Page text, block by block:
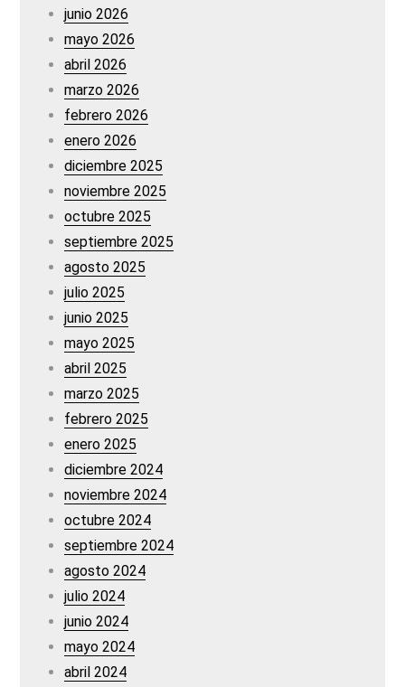
junio 2026
mayo 2026
abril 2026
marzo 2026
febrero 2026
enero 2026
diciembre 2025
noviembre 2025
octubre 2025
septiembre 2025
agosto 2025
julio 2025
junio 2025
mayo 2025
abril 2025
marzo 2025
febrero 2025
enero 2025
diciembre 2024
noviembre 2024
octubre 2024
septiembre 2024
agosto 2024
julio 2024
junio 2024
mayo 2024
abril 2024